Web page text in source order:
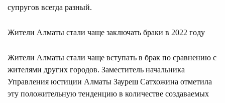
супругов всегда разный.
Жители Алматы стали чаще заключать браки в 2022 году
Жители Алматы стали чаще вступать в брак по сравнению с
жителями других городов. Заместитель начальника
Управления юстиции Алматы Зауреш Сатхожина отметила
эту положительную тенденцию в количестве создаваемых